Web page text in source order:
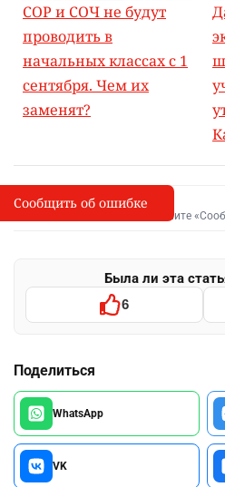
СОР и СОЧ не будут
проводить в
начальных классах с 1
сентября. Чем их
заменят?
I
Сообщить об опечатке
Выделите фрагмент и нажмите
Была ли эта
6
Поделиться
WhatsApp
VK
Сообщить об ошибке